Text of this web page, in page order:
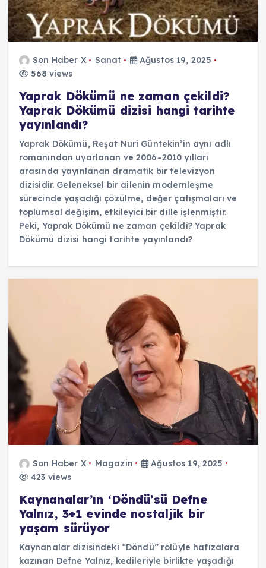
Son Haber X Sanat
Ağustos 19, 2025
568 views
Yaprak Dökümü ne zaman çekildi?
Yaprak Dökümü dizisi hangi tarihte
yayınlandı?
Yaprak Dökümü, Reşat Nuri Güntekin’in aynı adlı
romanından uyarlanan ve 2006–2010 yılları
arasında yayınlanan dramatik bir televizyon
dizisidir. Geleneksel bir ailenin modernleşme
sürecinde yaşadığı çözülme, değer çatışmaları ve
toplumsal değişim, etkileyici bir dille işlenmiştir.
Peki, Yaprak Dökümü ne zaman çekildi? Yaprak
Dökümü dizisi hangi tarihte yayınlandı?
Son Haber X Magazin
Ağustos 19, 2025
423 views
Kaynanalar’ın ‘Döndü’sü Defne
Yalnız, 3+1 evinde nostaljik bir
yaşam sürüyor
Kaynanalar dizisindeki “Döndü” rolüyle hafızalara
kazınan Defne Yalnız, kedileriyle birlikte yaşadığı